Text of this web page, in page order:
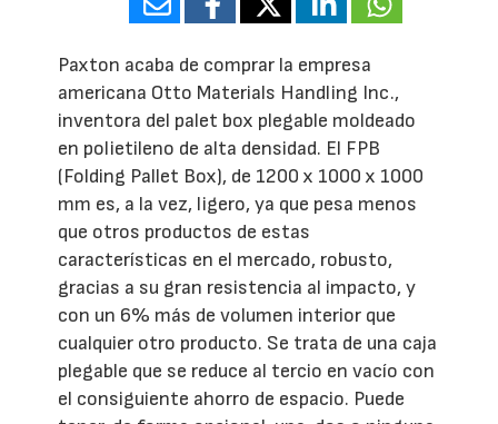
Paxton acaba de comprar la empresa
americana Otto Materials Handling Inc.,
inventora del palet box plegable moldeado
en polietileno de alta densidad. El FPB
(Folding Pallet Box), de 1200 x 1000 x 1000
mm es, a la vez, ligero, ya que pesa menos
que otros productos de estas
características en el mercado, robusto,
gracias a su gran resistencia al impacto, y
con un 6% más de volumen interior que
cualquier otro producto. Se trata de una caja
plegable que se reduce al tercio en vacío con
el consiguiente ahorro de espacio. Puede